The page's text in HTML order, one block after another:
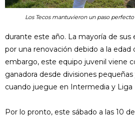
Los Tecos mantuvieron un paso
durante este año. La mayoría de sus
por una renovación debido a la edad
embargo, este equipo juvenil viene
ganadora desde divisiones
cuando juegue en Intermedia y Liga
Por lo pronto, este sábado a las 10